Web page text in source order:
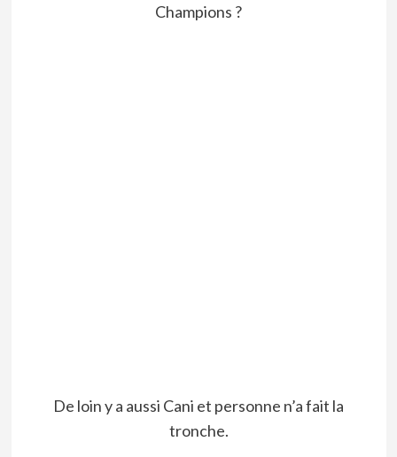
Champions ?
De loin y a aussi Cani et personne n’a fait la
tronche.